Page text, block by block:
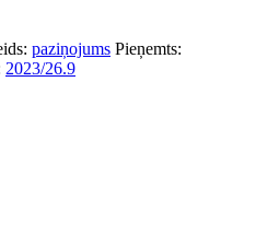
paziņojums Pieņemts:
2023/26.9